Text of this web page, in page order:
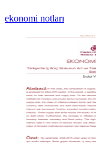
ekonomi notları